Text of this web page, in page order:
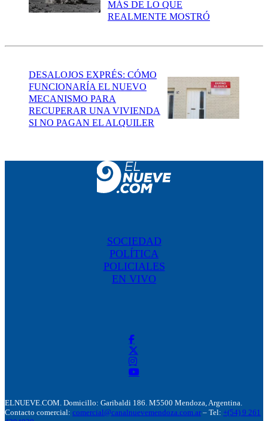
MÁS DE LO QUE
REALMENTE MOSTRÓ
DESALOJOS EXPRÉS: CÓMO
FUNCIONARÍA EL NUEVO
MECANISMO PARA
RECUPERAR UNA VIVIENDA
SI NO PAGAN EL ALQUILER
SOCIEDAD
POLÍTICA
POLICIALES
EN VIVO
ELNUEVE.COM. Domicillo: Garibaldi 186. M5500 Mendoza, Argentina.
Contacto comercial: comercial@canalnuevemendoza.com.ar – Tel: +(54) 9 261